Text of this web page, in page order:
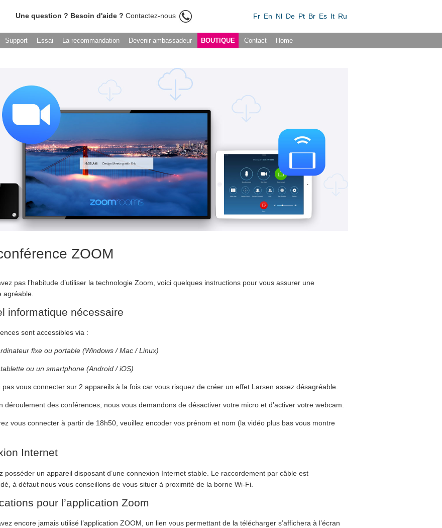
Une question ? Besoin d'aide ? Contactez-nous Fr En Nl De Pt Br Es It Ru
Support Essai La recommandation Devenir ambassadeur BOUTIQUE Contact Home
ZOOM
pas l’habitude d’utiliser la technologie Zoom, voici quelques instructions pour vous assurer une
agréable.
informatique nécessaire
sont accessibles via :
fixe ou portable (Windows / Mac / Linux)
ou un smartphone (Android / iOS)
pas vous connecter sur 2 appareils à la fois car vous risquez de créer un effet Larsen assez désagréable.
déroulement des conférences, nous vous demandons de désactiver votre micro et d’activer votre webcam.
vous connecter à partir de 18h50, veuillez encoder vos prénom et nom (la vidéo plus bas vous montre
Internet
posséder un appareil disposant d’une connexion Internet stable. Le raccordement par câble est
à défaut nous vous conseillons de vous situer à proximité de la borne Wi-Fi.
pour l’application Zoom
encore jamais utilisé l’application ZOOM, un lien vous permettant de la télécharger s’affichera à l’écran